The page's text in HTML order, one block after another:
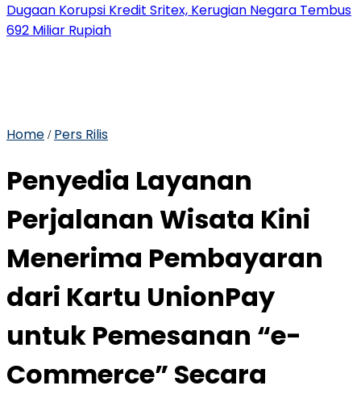
Dugaan Korupsi Kredit Sritex, Kerugian Negara Tembus
692 Miliar Rupiah
Home / Pers Rilis
Penyedia Layanan
Perjalanan Wisata Kini
Menerima Pembayaran
dari Kartu UnionPay
untuk Pemesanan “e-
Commerce” Secara